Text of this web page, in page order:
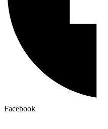
Facebook